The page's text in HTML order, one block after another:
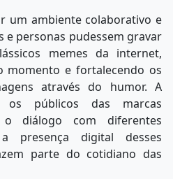
um ambiente colaborativo e
e personas pudessem gravar
memes da internet,
momento e fortalecendo os
através do humor. A
os públicos das marcas
o diálogo com diferentes
presença digital desses
parte do cotidiano das